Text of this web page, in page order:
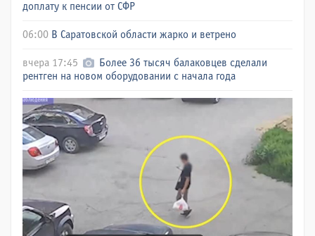
доплату к пенсии от СФР
06:00 В Саратовской области жарко и ветрено
вчера 17:45
Более 36 тысяч балаковцев сделали
рентген на новом оборудовании с начала года